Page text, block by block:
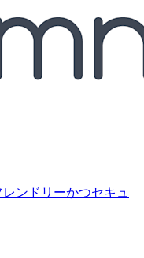
ンドリーかつセキュ